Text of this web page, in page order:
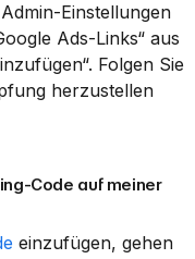
Einstellungen
Ads-Links“ aus
Folgen Sie
herzustellen
Code auf meiner
einzufügen, gehen